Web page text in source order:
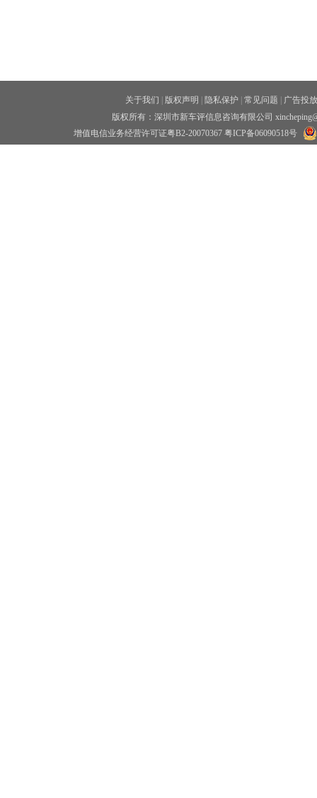
关于我们 版权声明 隐私保护 常见问题
广告投放
版权所有：深圳市新车评信息咨询有限公司
增值电信业务经营许可证粤B2-20070367 粤ICP备06090518号